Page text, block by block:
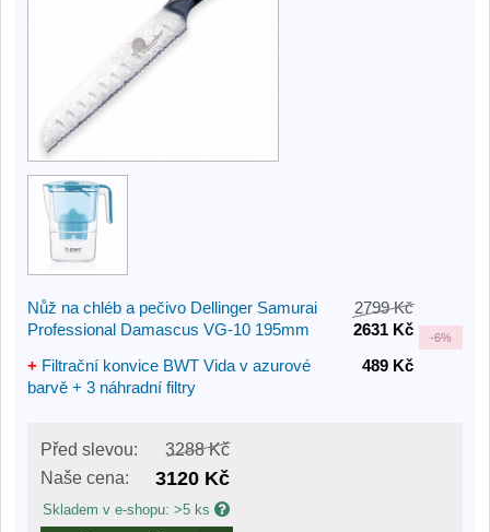
Nůž na chléb a pečivo Dellinger Samurai
Professional Damascus VG-10 195mm
2799 Kč
2631 Kč
-6%
+ Filtrační konvice BWT Vida v azurové
barvě + 3 náhradní filtry
489 Kč
Před slevou:
3288 Kč
Naše cena:
3120 Kč
Skladem v e-shopu: >5 ks